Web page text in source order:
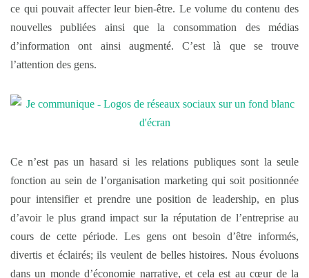
ce qui pouvait affecter leur bien-être. Le volume du contenu des
nouvelles publiées ainsi que la consommation des médias
d’information ont ainsi augmenté. C’est là que se trouve
l’attention des gens.
Ce n’est pas un hasard si les relations publiques sont la seule
fonction au sein de l’organisation marketing qui soit positionnée
pour intensifier et prendre une position de leadership, en plus
d’avoir le plus grand impact sur la réputation de l’entreprise au
cours de cette période. Les gens ont besoin d’être informés,
divertis et éclairés; ils veulent de belles histoires. Nous évoluons
dans un monde d’économie narrative, et cela est au cœur de la